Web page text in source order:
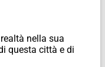
nella sua
questa città e di